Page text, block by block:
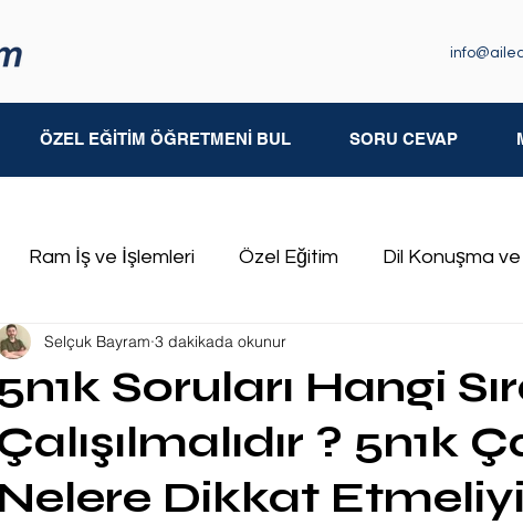
ÖZEL EĞİTİM ÖĞRETMENİ BUL SORU CEVAP
Ram İş ve İşlemleri Özel Eğitim Dil Konuşma
Gelişimi Fiziksel Yetersizlikler
Spektrum Bozukluğu Özel Eğitim Öğretmenleri
Soruları Hangi
? 5n1k
Nelere Dikkat
Selçuk Bayram 3 dakikada okunur